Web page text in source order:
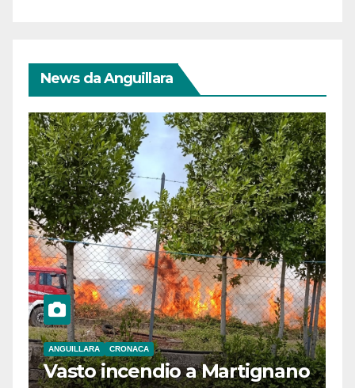
News da Anguillara
ANGUILLARA CRONACA
Vasto incendio a Martignano